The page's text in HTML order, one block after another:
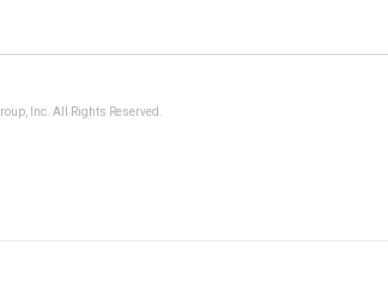
Inc. All Rights Reserved.